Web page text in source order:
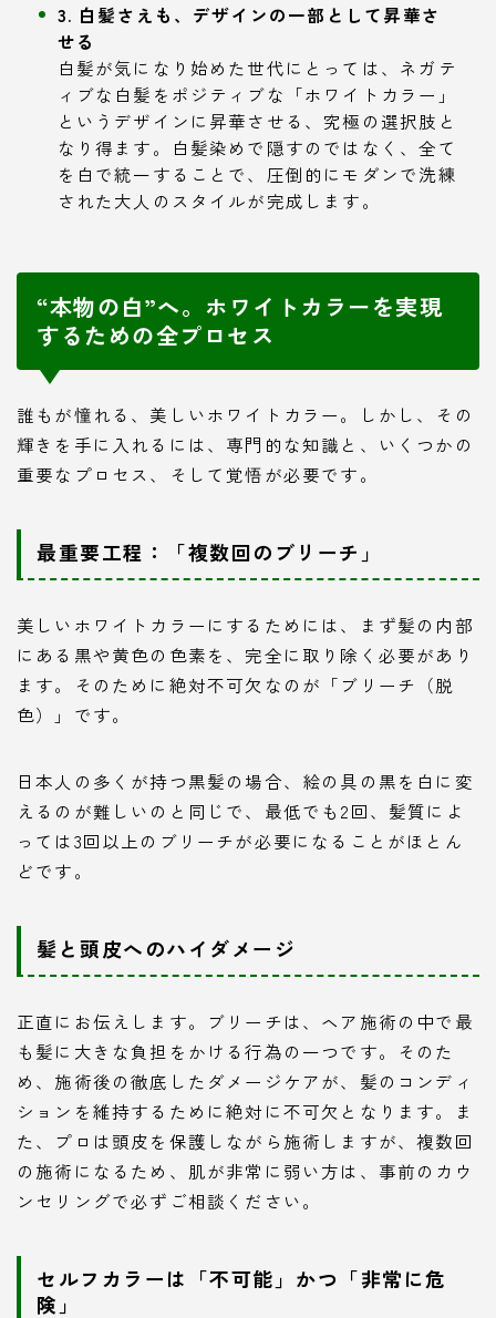
3. 白髪さえも、デザインの一部として昇華さ
せる
白髪が気になり始めた世代にとっては、ネガテ
ィブな白髪をポジティブな「ホワイトカラー」
というデザインに昇華させる、究極の選択肢と
なり得ます。白髪染めで隠すのではなく、全て
を白で統一することで、圧倒的にモダンで洗練
された大人のスタイルが完成します。
“本物の白”へ。ホワイトカラーを実現
するための全プロセス
誰もが憧れる、美しいホワイトカラー。しかし、その
輝きを手に入れるには、専門的な知識と、いくつかの
重要なプロセス、そして覚悟が必要です。
最重要工程：「複数回のブリーチ」
美しいホワイトカラーにするためには、まず髪の内部
にある黒や黄色の色素を、完全に取り除く必要があり
ます。そのために絶対不可欠なのが「ブリーチ（脱
色）」です。
日本人の多くが持つ黒髪の場合、絵の具の黒を白に変
えるのが難しいのと同じで、最低でも2回、髪質によ
っては3回以上のブリーチが必要になることがほとん
どです。
髪と頭皮へのハイダメージ
正直にお伝えします。ブリーチは、ヘア施術の中で最
も髪に大きな負担をかける行為の一つです。そのた
め、施術後の徹底したダメージケアが、髪のコンディ
ションを維持するために絶対に不可欠となります。ま
た、プロは頭皮を保護しながら施術しますが、複数回
の施術になるため、肌が非常に弱い方は、事前のカウ
ンセリングで必ずご相談ください。
セルフカラーは「不可能」かつ「非常に危
険」